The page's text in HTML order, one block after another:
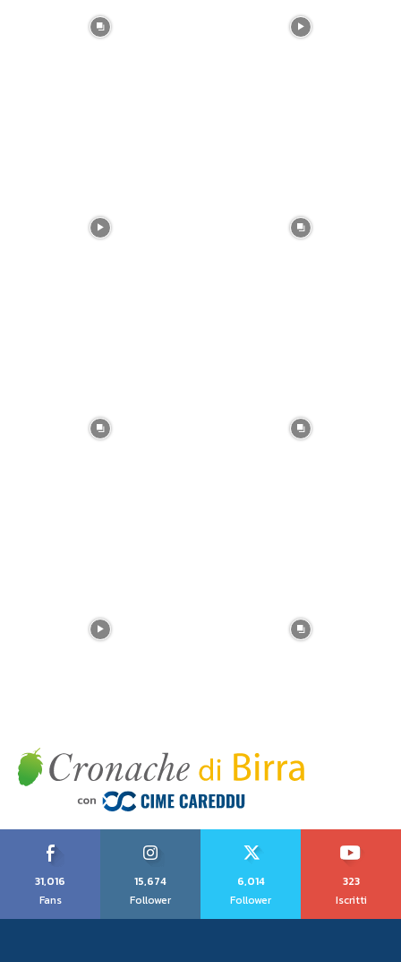
31,016
Fans
15,674
Follower
6,014
Follower
323
Iscritti